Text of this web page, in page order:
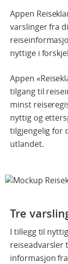
Appen
varslinger fra
nyttige i
Appen
tilgang til
minst
nyttig og
tilgjengelig for
utlandet.
Tre
I tillegg til
reiseadvarsler
informasjon